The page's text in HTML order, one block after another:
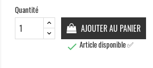
Quantité
AJOUTER AU PANIER
 Article disponible ✅